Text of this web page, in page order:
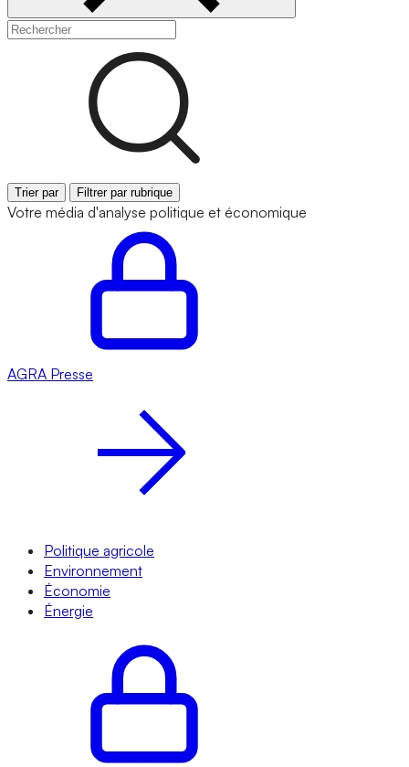
Trier par Filtrer par rubrique
Votre média d'analyse politique et économique
AGRA Presse
Politique agricole
Environnement
Économie
Énergie